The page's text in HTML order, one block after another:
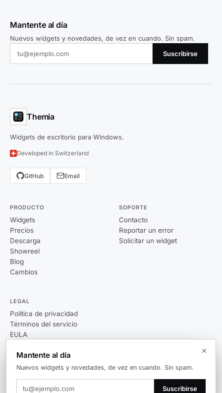
Mantente al día
Nuevos widgets y novedades, de vez en cuando. Sin spam.
Suscribirse
Themia
Widgets de escritorio para Windows.
Developed in Switzerland
GitHub Email
PRODUCTO
Widgets
Precios
Descarga
Showreel
Blog
Cambios
SOPORTE
Contacto
Reportar un error
Solicitar un widget
LEGAL
Política de privacidad
Términos del servicio
EULA
Mantente al día
Nuevos widgets y novedades, de vez en cuando. Sin spam.
Suscribirse